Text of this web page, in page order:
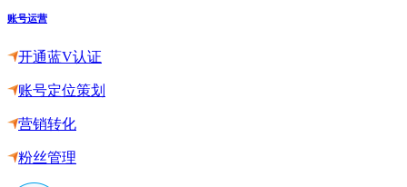
账号运营
开通蓝V认证
账号定位策划
营销转化
粉丝管理